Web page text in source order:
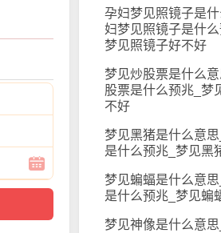
孕妇梦见照镜子是
妇梦见照镜子是什
梦见照镜子好不好
梦见炒股票是什么
股票是什么预兆_梦
不好
梦见黑猪是什么意
是什么预兆_梦见黑
梦见蝙蝠是什么意
是什么预兆_梦见蝙
梦见神像是什么意